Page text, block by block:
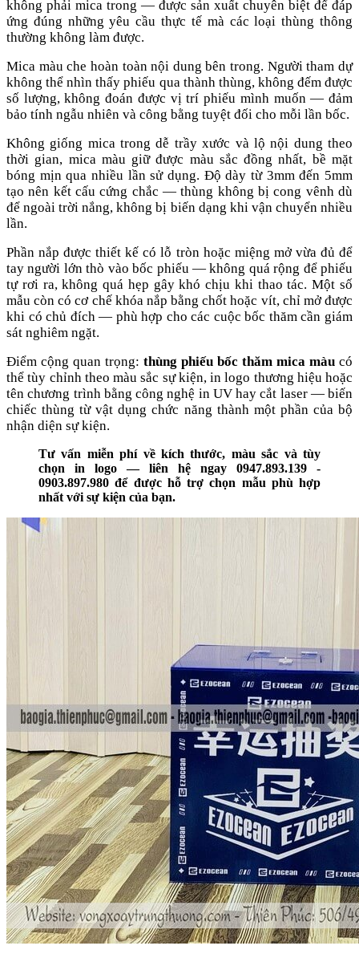
không phải mica trong — được sản xuất chuyên biệt để đáp
ứng đúng những yêu cầu thực tế mà các loại thùng thông
thường không làm được.
Mica màu che hoàn toàn nội dung bên trong. Người tham dự
không thể nhìn thấy phiếu qua thành thùng, không đếm được
số lượng, không đoán được vị trí phiếu mình muốn — đảm
bảo tính ngẫu nhiên và công bằng tuyệt đối cho mỗi lần bốc.
Không giống mica trong dễ trầy xước và lộ nội dung theo
thời gian, mica màu giữ được màu sắc đồng nhất, bề mặt
bóng mịn qua nhiều lần sử dụng. Độ dày từ 3mm đến 5mm
tạo nên kết cấu cứng chắc — thùng không bị cong vênh dù
để ngoài trời nắng, không bị biến dạng khi vận chuyển nhiều
lần.
Phần nắp được thiết kế có lỗ tròn hoặc miệng mở vừa đủ để
tay người lớn thò vào bốc phiếu — không quá rộng để phiếu
tự rơi ra, không quá hẹp gây khó chịu khi thao tác. Một số
mẫu còn có cơ chế khóa nắp bằng chốt hoặc vít, chỉ mở được
khi có chủ đích — phù hợp cho các cuộc bốc thăm cần giám
sát nghiêm ngặt.
Điểm cộng quan trọng: thùng phiếu bốc thăm mica màu có
thể tùy chỉnh theo màu sắc sự kiện, in logo thương hiệu hoặc
tên chương trình bằng công nghệ in UV hay cắt laser — biến
chiếc thùng từ vật dụng chức năng thành một phần của bộ
nhận diện sự kiện.
Tư vấn miễn phí về kích thước, màu sắc và tùy
chọn in logo — liên hệ ngay 0947.893.139 -
0903.897.980 để được hỗ trợ chọn mẫu phù hợp
nhất với sự kiện của bạn.